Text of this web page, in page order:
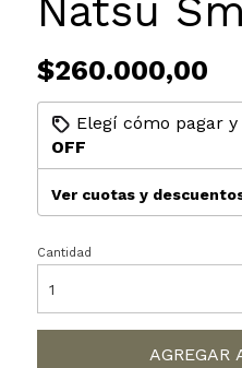
Natsu
$260.000,00
Elegí cómo pagar
OFF
Ver cuotas y
Cantidad
AGREGAR